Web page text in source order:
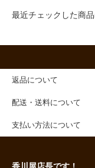
最近チェックした商
返品について
配送・送料について
支払い方法について